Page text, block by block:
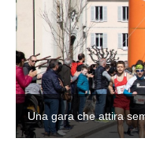
Una gara che attira